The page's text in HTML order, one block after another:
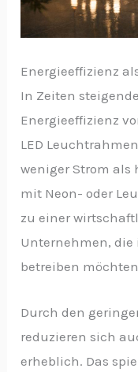
Energieeffizienz
In Zeiten
Energieeffizienz
LED
weniger Strom
mit Neon- oder
zu einer
Unternehmen,
betreiben
Durch den
reduzieren sich
erheblich. Das